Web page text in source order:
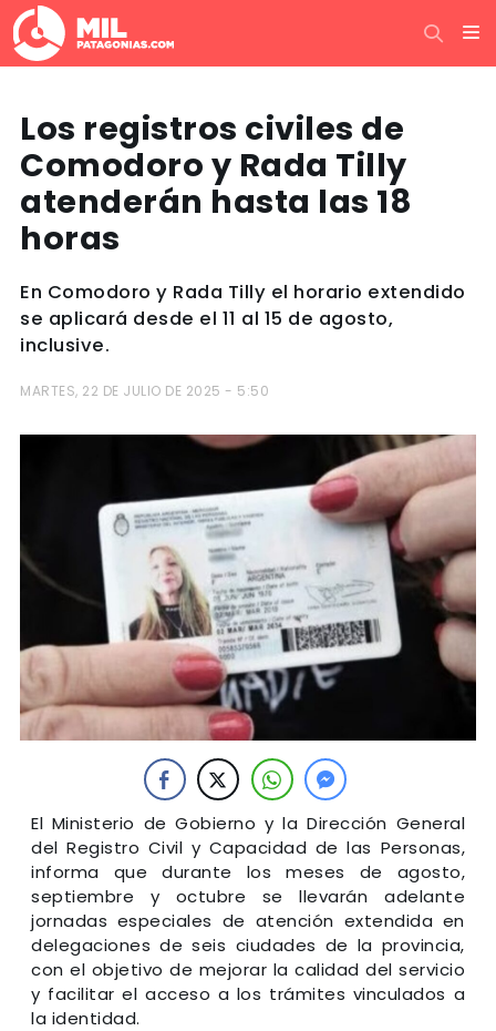
Los registros civiles de
Comodoro y Rada Tilly
atenderán hasta las 18
horas
En Comodoro y Rada Tilly el horario extendido
se aplicará desde el 11 al 15 de agosto,
inclusive.
MARTES, 22 DE JULIO DE 2025 - 5:50
El Ministerio de Gobierno y la Dirección General
del Registro Civil y Capacidad de las Personas,
informa que durante los meses de agosto,
septiembre y octubre se llevarán adelante
jornadas especiales de atención extendida en
delegaciones de seis ciudades de la provincia,
con el objetivo de mejorar la calidad del servicio
y facilitar el acceso a los trámites vinculados a
la identidad.